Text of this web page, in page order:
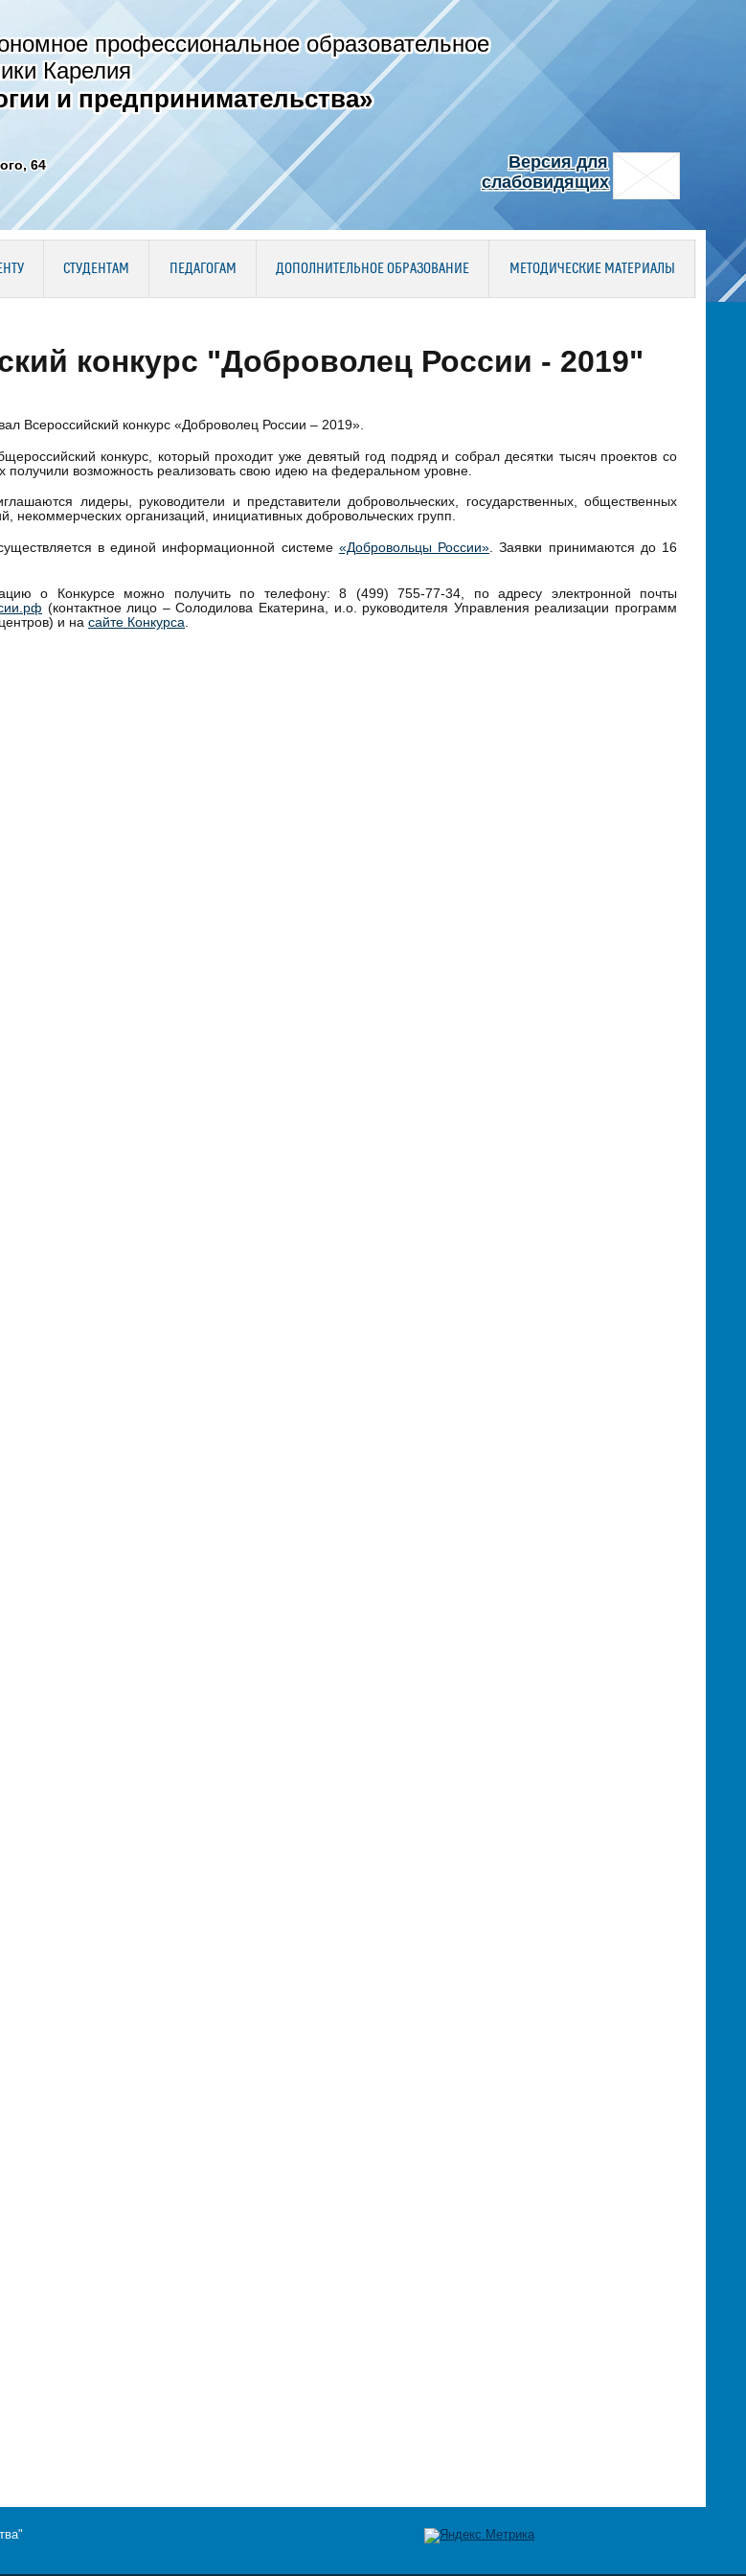
профессиональное образовательное
Карелия
и предпринимательства»
64
Версия для
слабовидящих
СТУДЕНТАМ ПЕДАГОГАМ ДОПОЛНИТЕЛЬНОЕ ОБРАЗОВАНИЕ МЕТОДИЧЕСКИЕ МАТЕРИАЛЫ
конкурс "Доброволец России - 2019"
Всероссийский конкурс «Доброволец России – 2019».
конкурс, который проходит уже девятый год подряд и собрал десятки тысяч проектов со
получили возможность реализовать свою идею на федеральном уровне.
лидеры, руководители и представители добровольческих, государственных, общественных
некоммерческих организаций, инициативных добровольческих групп.
в единой информационной системе «Добровольцы России». Заявки принимаются до 16
о Конкурсе можно получить по телефону: 8 (499) 755-77-34, по адресу электронной почты
(контактное лицо – Солодилова Екатерина, и.о. руководителя Управления реализации программ
и на сайте Конкурса.